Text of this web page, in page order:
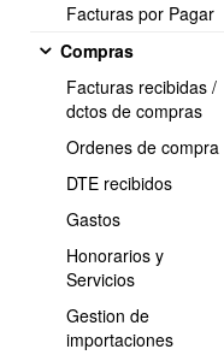
Facturas por Pagar
Compras
Facturas recibidas /
dctos de compras
Ordenes de compra
DTE recibidos
Gastos
Honorarios y
Servicios
Gestion de
importaciones